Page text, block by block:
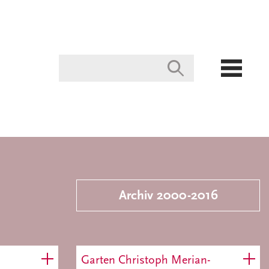
Archiv 2000-2016
Garten Christoph Merian-